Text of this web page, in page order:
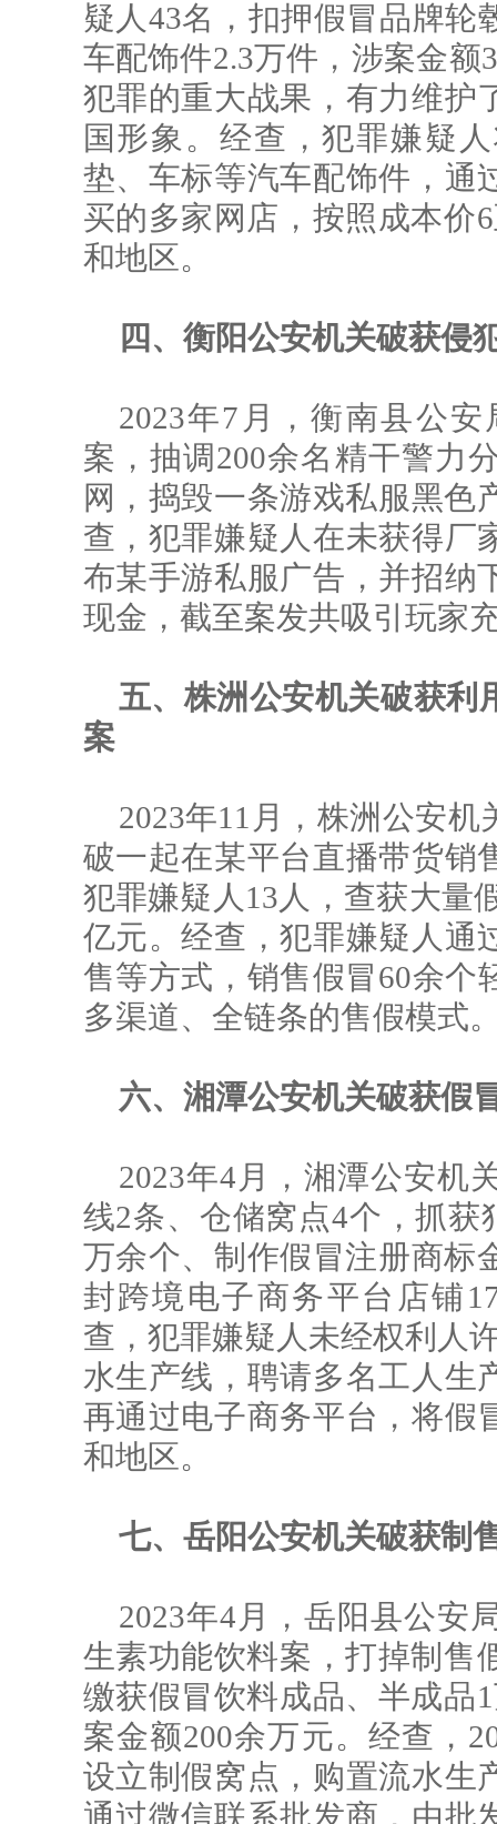
疑人43名，扣押假冒品牌轮
车配饰件2.3万件，涉案金额
犯罪的重大战果，有力维护
国形象。经查，犯罪嫌疑
垫、车标等汽车配饰件，通
买的多家网店，按照成本价
和地区。
四、衡阳公安机关破获侵
2023年7月，衡南县公
案，抽调200余名精干警力
网，捣毁一条游戏私服黑色
查，犯罪嫌疑人在未获得厂
布某手游私服广告，并招纳
现金，截至案发共吸引玩家
五、株洲公安机关破获利
案
2023年11月，株洲公安
破一起在某平台直播带货销
犯罪嫌疑人13人，查获大量
亿元。经查，犯罪嫌疑人通
售等方式，销售假冒60余个
多渠道、全链条的售假模式
六、湘潭公安机关破获假
2023年4月，湘潭公安机
线2条、仓储窝点4个，抓获
万余个、制作假冒注册商标
封跨境电子商务平台店铺
查，犯罪嫌疑人未经权利人
水生产线，聘请多名工人生
再通过电子商务平台，将假
和地区。
七、岳阳公安机关破获制
2023年4月，岳阳县公安
生素功能饮料案，打掉制售
缴获假冒饮料成品、半成品
案金额200余万元。经查，
设立制假窝点，购置流水生
通过微信联系批发商，由批